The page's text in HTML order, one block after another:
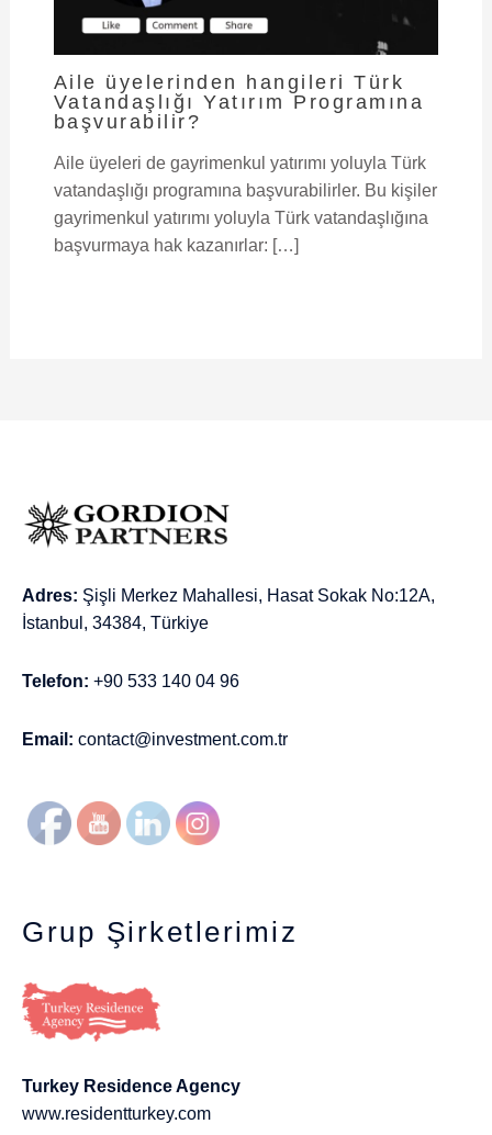
Aile üyelerinden hangileri Türk
Vatandaşlığı Yatırım Programına
başvurabilir?
Aile üyeleri de gayrimenkul yatırımı yoluyla Türk
vatandaşlığı programına başvurabilirler. Bu kişiler
gayrimenkul yatırımı yoluyla Türk vatandaşlığına
başvurmaya hak kazanırlar: […]
Adres: Şişli Merkez Mahallesi, Hasat Sokak No:12A,
İstanbul, 34384, Türkiye
Telefon: +90 533 140 04 96
Email: contact@investment.com.tr
Grup Şirketlerimiz
Turkey Residence Agency
www.residentturkey.com